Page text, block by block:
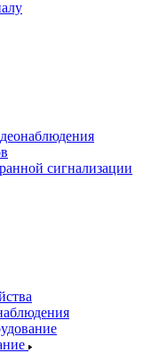
сигнализации